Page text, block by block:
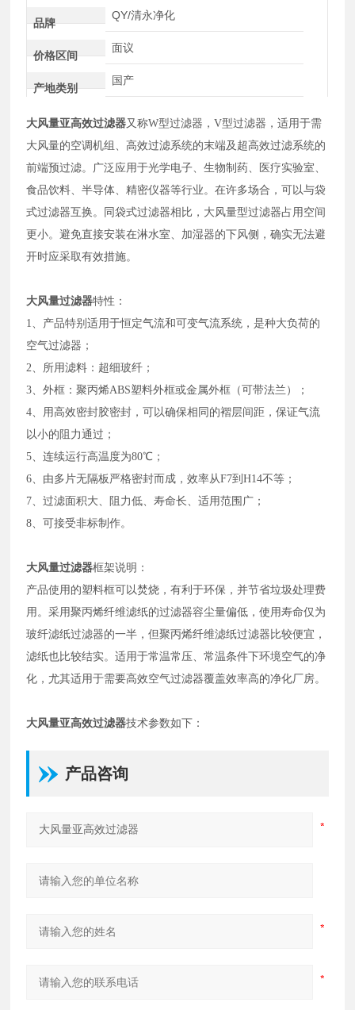
品牌
QY/清永净化
价格区间
面议
产地类别
国产
大风量亚高效过滤器又称W型过滤器，V型过滤器，适用于需
大风量的空调机组、高效过滤系统的末端及超高效过滤系统的
前端预过滤。广泛应用于光学电子、生物制药、医疗实验室、
食品饮料、半导体、精密仪器等行业。在许多场合，可以与袋
式过滤器互换。同袋式过滤器相比，大风量型过滤器占用空间
更小。避免直接安装在淋水室、加湿器的下风侧，确实无法避
开时应采取有效措施。
大风量过滤器特性：
1、产品特别适用于恒定气流和可变气流系统，是种大负荷的
空气过滤器；
2、所用滤料：超细玻纤；
3、外框：聚丙烯ABS塑料外框或金属外框（可带法兰）；
4、用高效密封胶密封，可以确保相同的褶层间距，保证气流
以小的阻力通过；
5、连续运行高温度为80℃；
6、由多片无隔板严格密封而成，效率从F7到H14不等；
7、过滤面积大、阻力低、寿命长、适用范围广；
8、可接受非标制作。
大风量过滤器框架说明：
产品使用的塑料框可以焚烧，有利于环保，并节省垃圾处理费
用。采用聚丙烯纤维滤纸的过滤器容尘量偏低，使用寿命仅为
玻纤滤纸过滤器的一半，但聚丙烯纤维滤纸过滤器比较便宜，
滤纸也比较结实。适用于常温常压、常温条件下环境空气的净
化，尤其适用于需要高效空气过滤器覆盖效率高的净化厂房。
大风量亚高效过滤器技术参数如下：
产品咨询